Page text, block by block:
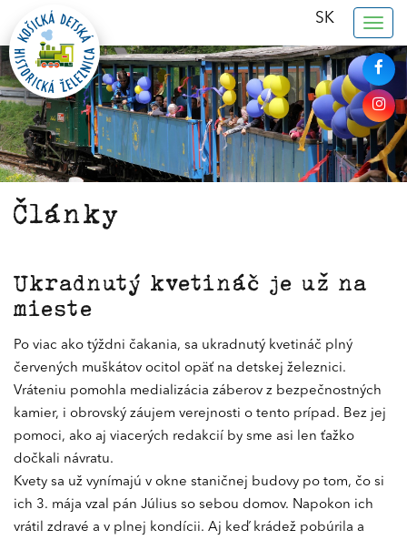
SK
Články
Ukradnutý kvetináč je už na
mieste
Po viac ako týždni čakania, sa ukradnutý kvetináč plný
červených muškátov ocitol opäť na detskej železnici.
Vráteniu pomohla medializácia záberov z bezpečnostných
kamier, i obrovský záujem verejnosti o tento prípad. Bez jej
pomoci, ako aj viacerých redakcií by sme asi len ťažko
dočkali návratu.
Kvety sa už vynímajú v okne staničnej budovy po tom, čo si
ich 3. mája vzal pán Július so sebou domov. Napokon ich
vrátil zdravé a v plnej kondícii. Aj keď krádež pobúrila a